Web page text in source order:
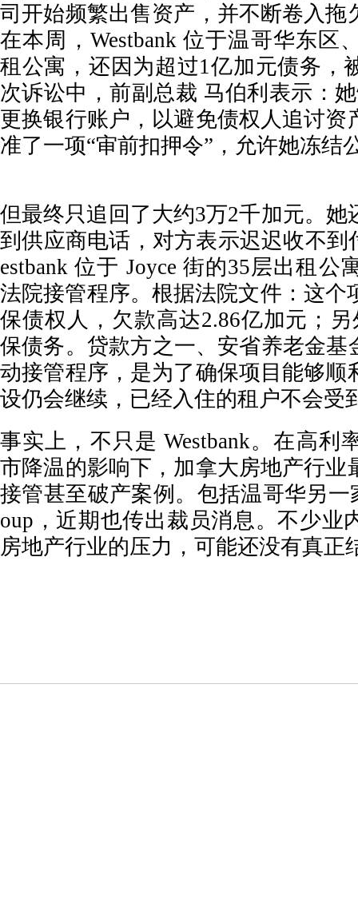
司开始频繁出售资产，并不断卷入拖
在本周，Westbank 位于温哥华东区
租公寓，还因为超过1亿加元债务，
次诉讼中，前副总裁 马伯利表示：
更换银行账户，以避免债权人追讨资
准了一项“审前扣押令”，允许她冻结
但最终只追回了大约3万2千加元。她
到供应商电话，对方表示迟迟收不到
estbank 位于 Joyce 街的35层出租公
法院接管程序。根据法院文件：这个
保债权人，欠款高达2.86亿加元；
保债务。贷款方之一、安省养老金基
动接管程序，是为了确保项目能够顺
设仍会继续，已经入住的租户不会受
事实上，不只是 Westbank。在高利
市降温的影响下，加拿大房地产行业
接管甚至破产案例。包括温哥华另一
oup，近期也传出裁员消息。不少业
房地产行业的压力，可能还没有真正